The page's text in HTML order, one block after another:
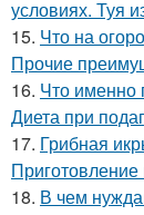
условиях. Туя
15. Что на
Прочие
16. Что именно
Диета при
17. Грибная
18. В чем